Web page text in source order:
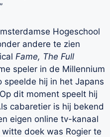
Hogeschool
andere te zien
Fame, The Full
speler in de Millennium
speelde hij in het Japans
Op dit moment speelt hij
cabaretier is hij bekend
eigen online tv-kanaal
doek was Rogier te